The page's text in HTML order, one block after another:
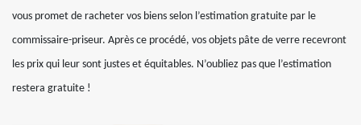
vous promet de racheter vos biens selon l’estimation gratuite par le
commissaire-priseur. Après ce procédé, vos objets pâte de verre recevront
les prix qui leur sont justes et équitables. N’oubliez pas que l’estimation
restera gratuite !